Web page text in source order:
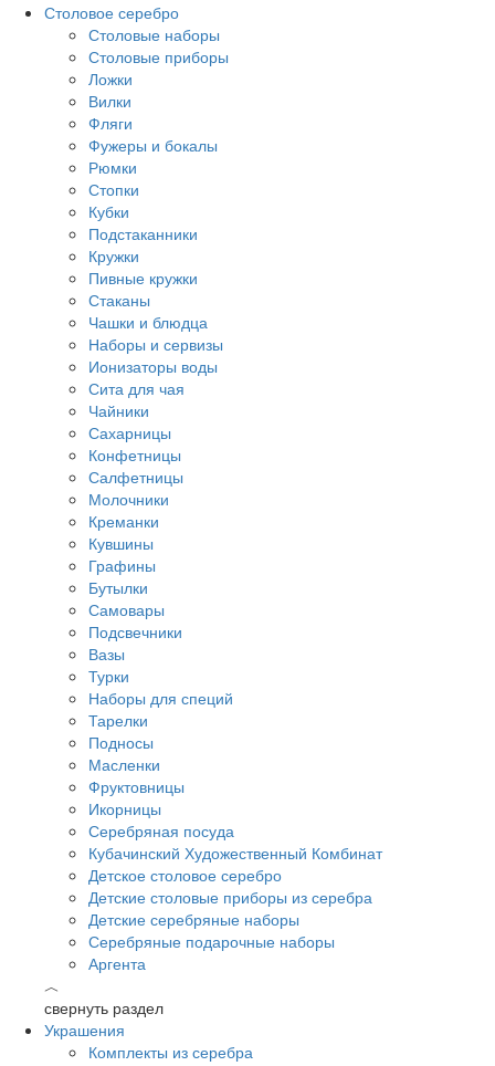
Столовое серебро
Столовые наборы
Столовые приборы
Ложки
Вилки
Фляги
Фужеры и бокалы
Рюмки
Стопки
Кубки
Подстаканники
Кружки
Пивные кружки
Стаканы
Чашки и блюдца
Наборы и сервизы
Ионизаторы воды
Сита для чая
Чайники
Сахарницы
Конфетницы
Салфетницы
Молочники
Креманки
Кувшины
Графины
Бутылки
Самовары
Подсвечники
Вазы
Турки
Наборы для специй
Тарелки
Подносы
Масленки
Фруктовницы
Икорницы
Серебряная посуда
Кубачинский Художественный Комбинат
Детское столовое серебро
Детские столовые приборы из серебра
Детские серебряные наборы
Серебряные подарочные наборы
Аргента
︿
свернуть раздел
Украшения
Комплекты из серебра